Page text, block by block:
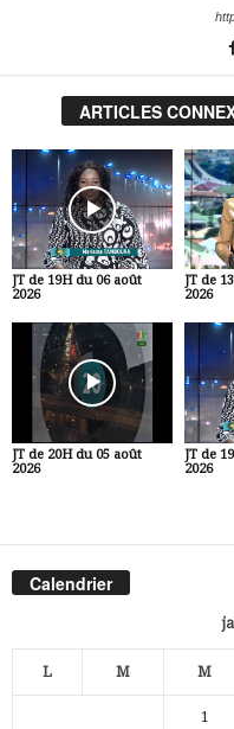
ARTICLES
JT de 19H du 06 août
2026
JT de
2026
JT de 20H du 05 août
2026
JT de
2026
Calendrier
L M M
1